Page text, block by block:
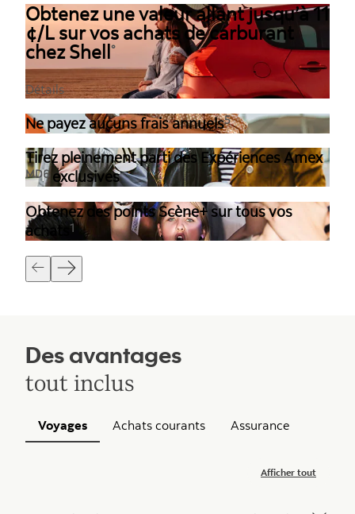
Obtenez une valeur allant jusqu’à 11
¢/L sur vos achats de carburant
chez Shell°
Détails
Ne payez aucuns frais annuels5
Tirez pleinement parti des Expériences Amex
MD6 exclusives
Obtenez des points Scène+ sur tous vos
achats 1
Des avantages
tout inclus
Voyages Achats courants Assurance
Afficher tout